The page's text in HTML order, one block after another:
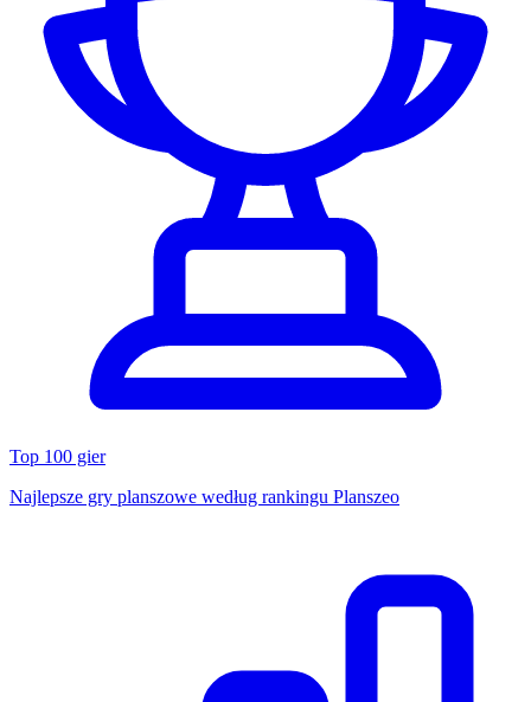
Top 100 gier
Najlepsze gry planszowe według rankingu Planszeo